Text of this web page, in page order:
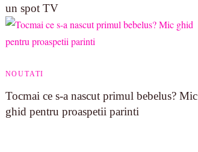
un spot TV
NOUTATI
Tocmai ce s-a nascut primul bebelus? Mic
ghid pentru proaspetii parinti